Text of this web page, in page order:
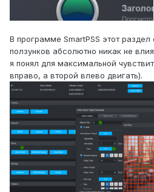
В программе SmartPSS этот раздел
ползунков абсолютно никак не
я понял для максимальной
вправо, а второй влево двигать).